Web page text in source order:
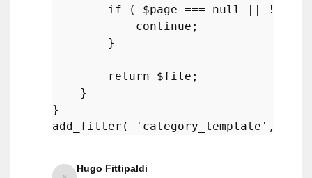
if ( $page === null || !
continue ;
        }
return $file ;
    }
add_filter ( 'category_template' ,
Hugo Fittipaldi